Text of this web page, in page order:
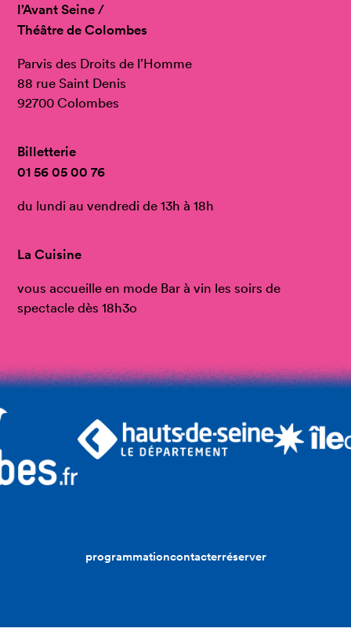
l’Avant Seine /
Théâtre de Colombes
Parvis des Droits de l’Homme
88 rue Saint Denis
92700 Colombes
Billetterie
01 56 05 00 76
du lundi au vendredi de 13h à 18h
La Cuisine
vous accueille en mode Bar à vin les soirs de
spectacle dès 18h3o
programmationcontacterréserver